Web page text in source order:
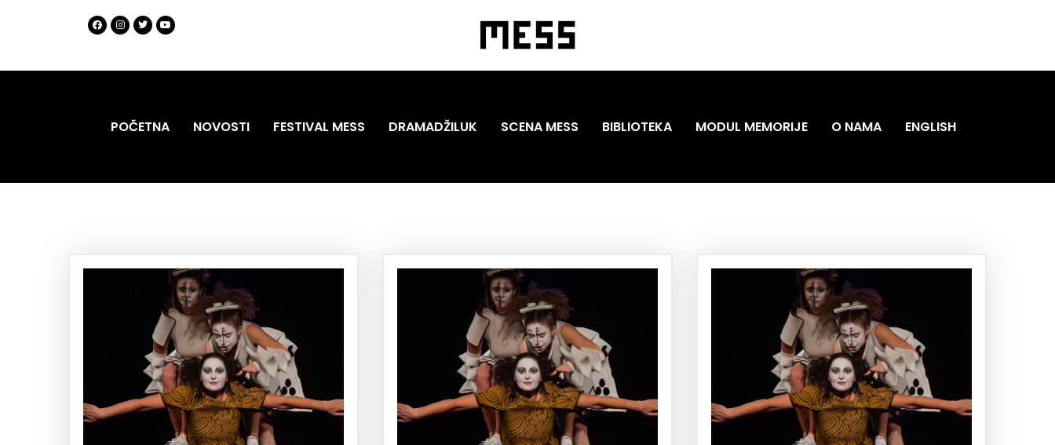
POČETNA NOVOSTI FESTIVAL MESS DRAMADŽILUK SCENA MESS BIBLIOTEKA MODUL MEMORIJE O NAMA ENGLISH